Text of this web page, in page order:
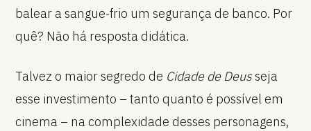
balear a sangue-frio um segurança de banco. Por
quê? Não há resposta didática.
Talvez o maior segredo de Cidade de Deusseja
esse investimento – tanto quanto é possível em
cinema – na complexidade desses personagens,